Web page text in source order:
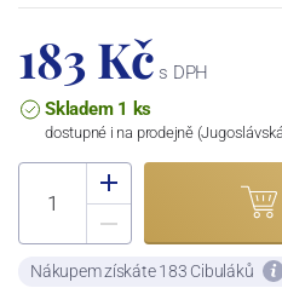
183 Kč s DPH
Skladem 1 ks
dostupné i na prodejně
Nákupem získáte 183 Cibuláků